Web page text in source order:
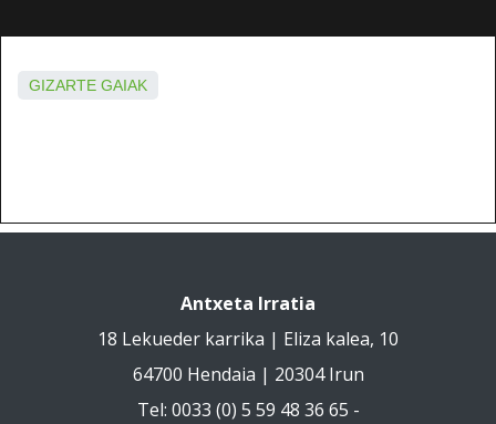
GIZARTE GAIAK
Antxeta Irratia
18 Lekueder karrika | Eliza kalea, 10
64700 Hendaia | 20304 Irun
Tel: 0033 (0) 5 59 48 36 65 -